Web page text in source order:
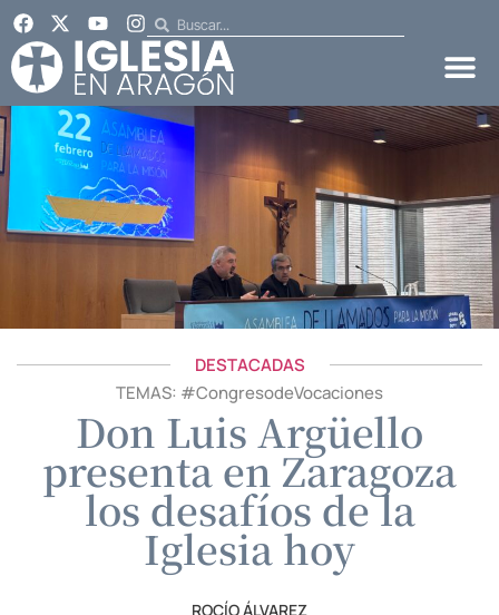
DESTACADAS
TEMAS: #CongresodeVocaciones
Don Luis Argüello
presenta en Zaragoza
los desafíos de la
Iglesia hoy
ROCÍO ÁLVAREZ